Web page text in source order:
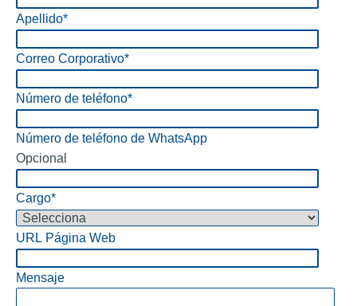
Apellido*
Correo Corporativo*
Número de teléfono*
Número de teléfono de WhatsApp
Opcional
Cargo*
URL Página Web
Mensaje